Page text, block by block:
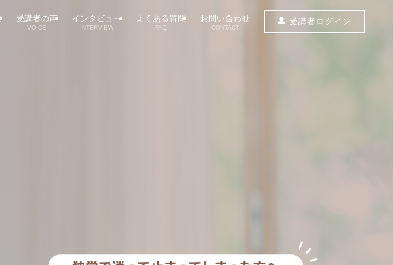
受講者の声
VOICE
インタビュー
INTERVIEW
よくある質問
FAQ
お問い合わせ
CONTACT
受講者ログイン